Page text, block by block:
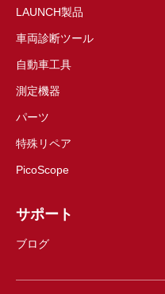
LAUNCH製品
車両診断ツール
自動車工具
測定機器
パーツ
特殊リペア
PicoScope
サポート
ブログ